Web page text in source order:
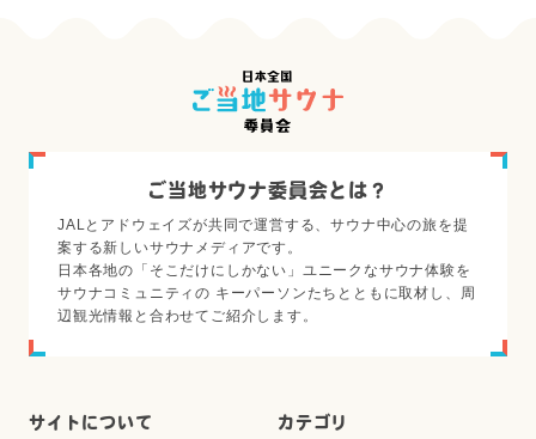
ご当地サウナ委員会とは？
JALとアドウェイズが共同で運営する、サウナ中心の旅を提
案する新しいサウナメディアです。
日本各地の「そこだけにしかない」ユニークなサウナ体験を
サウナコミュニティの キーパーソンたちとともに取材し、周
辺観光情報と合わせてご紹介します。
サイトについて カテゴリ